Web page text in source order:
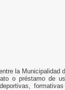
la Municipalidad
o préstamo de